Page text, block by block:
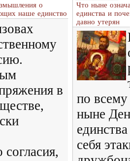
о
наше единство
в
Что ныне
единства и
давно утерян
по всему
ныне
себя